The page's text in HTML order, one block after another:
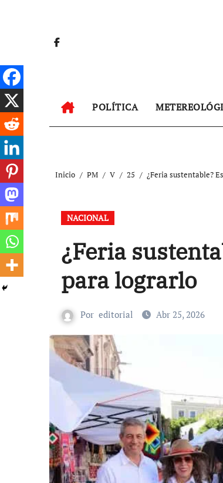
POLÍTICA
Inicio PM V 25 ¿Feria sustentable?
NACIONAL
¿Feria
para lograrlo
Por editorial Abr 25, 2026